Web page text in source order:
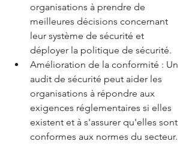
organisations à prendre de
meilleures décisions concernant
leur système de sécurité et
déployer la politique de sécurité.
Amélioration de la conformité : Un
audit de sécurité peut aider les
organisations à répondre aux
exigences réglementaires si elles
existent et à s'assurer qu'elles sont
conformes aux normes du secteur.